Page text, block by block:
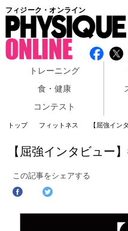
フィジーク・オンライン
トレーニング
食・健康
コンテスト
トップ フィットネス 【屈強イン
【屈強インタビュー
この記事をシェアする